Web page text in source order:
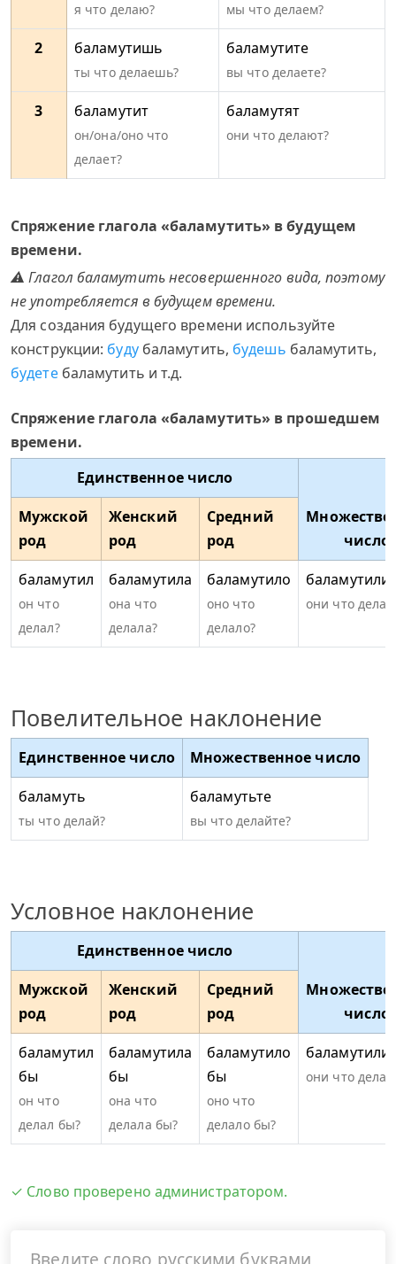
я что делаю? мы что делаем?
2 баламутишь
ты что делаешь?
баламутите
вы что делаете?
3 баламутит
он/она/оно что
делает?
баламутят
они что делают?
Спряжение глагола «баламутить» в будущем
времени.
⚠ Глагол баламутить несовершенного вида, поэтому
не употребляется в будущем времени.
Для создания будущего времени используйте
конструкции: будубаламутить, будешь баламутить,
будетебаламутить и т.д.
Спряжение глагола «баламутить» в прошедшем
времени.
Единственное число
число
Мужской
род
Женский
род
Средний
род
баламутил
он что
делал?
баламутила
она что
делала?
баламутило
оно что
делало?
баламутили
они что
Повелительное наклонение
Единственное число
Множественное число
баламуть
ты что делай?
баламутьте
вы что делайте?
Условное наклонение
Единственное число
число
Мужской
род
Женский
род
Средний
род
баламутил
бы
он что
делал бы?
баламутила
бы
она что
делала бы?
баламутило
бы
оно что
делало бы?
баламутили
они что
✓ Слово проверено администратором.